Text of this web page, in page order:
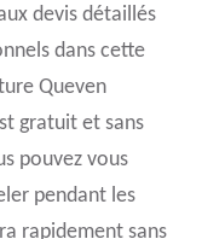
devis détaillés
dans cette
Queven
gratuit et sans
pouvez vous
pendant les
rapidement sans